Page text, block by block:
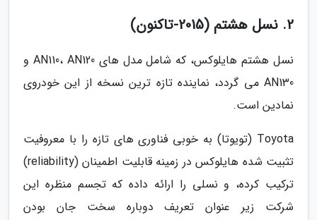
2. نسل هشتم (2015-تاکنون)
نسل هشتم هایلوکس، که شامل مدل های AN110، AN120 و
AN130 می گردد، نماینده تازه ترین نسخه از این خودروی
نمادین است.
Toyota (تویوتا) به خوبی فناوری های تازه را با معروفیت
تثبیت شده هایلوکس در زمینه قابلیت اطمینان (reliability)
ترکیب کرده، و نسلی را ارائه داده که تجسم منظره این
شرکت زیر عنوان تعریف دوباره سخت جان بودن